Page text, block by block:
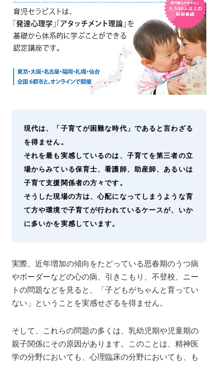
現代は、「子育てが困難な時代」であると言わざる
を得ません。
それを最も実感しているのは、子育てを第三者の立
場からみている保育士、看護師、助産師、あるいは
子育て支援関係者の方々です。
そうした現場の方は、心配になってしまうような育
て方や環境で子育てが行われているケースが、いか
に多いかを実感しています。
実際、近年増加の傾向をたどっている思春期のうつ病
やボーダーなどの心の病、引きこもり、不登校、ニー
トの問題などを見ると、「子どもがちゃんと育ってい
ない」ということを実感せざるを得ません。
そして、これらの問題の多くは、乳幼児期や児童期の
親子関係にその原因があります。このことは、精神医
学の分野においても、心理臨床の分野においても、も